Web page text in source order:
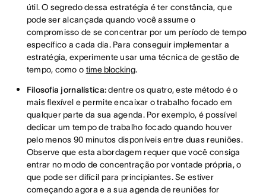
útil. O segredo dessa estratégia é ter constância, que
pode ser alcançada quando você assume o
compromisso de se concentrar por um período de tempo
específico a cada dia. Para conseguir implementar a
estratégia, experimente usar uma técnica de gestão de
tempo, como o time blocking.
Filosofia jornalística:dentre os quatro, este método é o
mais flexível e permite encaixar o trabalho focado em
qualquer parte da sua agenda. Por exemplo, é possível
dedicar um tempo de trabalho focado quando houver
pelo menos 90 minutos disponíveis entre duas reuniões.
Observe que esta abordagem requer que você consiga
entrar no modo de concentração por vontade própria, o
que pode ser difícil para principiantes. Se estiver
começando agora e a sua agenda de reuniões for